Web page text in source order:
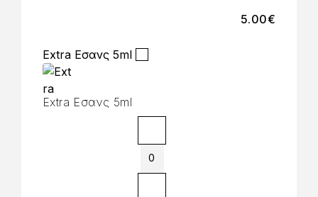
5.00€
Extra Εσανς 5ml
Extra Εσανς 5ml